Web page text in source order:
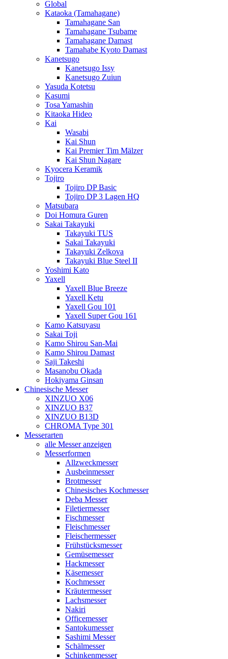
Global
Kataoka (Tamahagane)
Tamahagane San
Tamahagane Tsubame
Tamahagane Damast
Tamahabe Kyoto Damast
Kanetsugo
Kanetsugo Issy
Kanetsugo Zuiun
Yasuda Kotetsu
Kasumi
Tosa Yamashin
Kitaoka Hideo
Kai
Wasabi
Kai Shun
Kai Premier Tim Mälzer
Kai Shun Nagare
Kyocera Keramik
Tojiro
Tojiro DP Basic
Tojiro DP 3 Lagen HQ
Matsubara
Doi Homura Guren
Sakai Takayuki
Takayuki TUS
Sakai Takayuki
Takayuki Zelkova
Takayuki Blue Steel II
Yoshimi Kato
Yaxell
Yaxell Blue Breeze
Yaxell Ketu
Yaxell Gou 101
Yaxell Super Gou 161
Kamo Katsuyasu
Sakai Toji
Kamo Shirou San-Mai
Kamo Shirou Damast
Saji Takeshi
Masanobu Okada
Hokiyama Ginsan
Chinesische Messer
XINZUO X06
XINZUO B37
XINZUO B13D
CHROMA Type 301
Messerarten
alle Messer anzeigen
Messerformen
Allzweckmesser
Ausbeinmesser
Brotmesser
Chinesisches Kochmesser
Deba Messer
Filetiermesser
Fischmesser
Fleischmesser
Fleischermesser
Frühstücksmesser
Gemüsemesser
Hackmesser
Käsemesser
Kochmesser
Kräutermesser
Lachsmesser
Nakiri
Officemesser
Santokumesser
Sashimi Messer
Schälmesser
Schinkenmesser